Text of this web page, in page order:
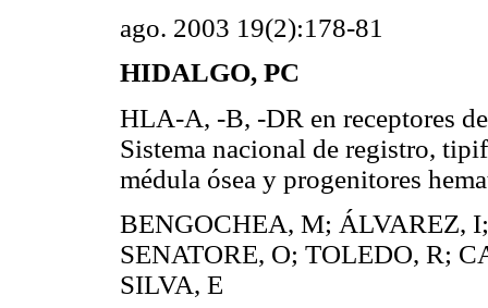
ago. 2003 19(2):178-81
HIDALGO, PC
HLA-A, -B, -DR en receptores
Sistema nacional de registro,
médula ósea y progenitores
BENGOCHEA, M; ÁLVAREZ,
SENATORE, O; TOLEDO, R;
SILVA, E